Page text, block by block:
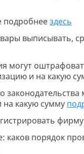
подробнеездесь
выписывать,
могут
и на какую
законодательства
какую сумму
каков порядок